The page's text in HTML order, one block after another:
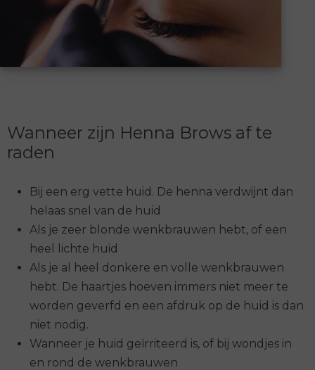
Wanneer zijn Henna Brows af te
raden
Bij een erg vette huid. De henna verdwijnt dan
helaas snel van de huid
Als je zeer blonde wenkbrauwen hebt, of een
heel lichte huid
Als je al heel donkere en volle wenkbrauwen
hebt. De haartjes hoeven immers niet meer te
worden geverfd en een afdruk op de huid is dan
niet nodig.
Wanneer je huid geïrriteerd is, of bij wondjes in
en rond de wenkbrauwen